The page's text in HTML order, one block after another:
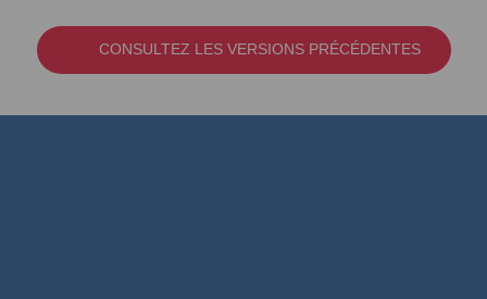
CONSULTEZ LES VERSIONS PRÉCÉDENTES